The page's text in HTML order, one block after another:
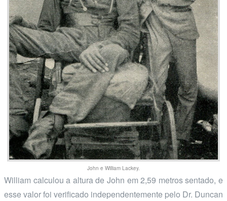
John e William Lackey.
William calculou a altura de John em 2,59 metros sentado, e
esse valor foi verificado independentemente pelo Dr. Duncan